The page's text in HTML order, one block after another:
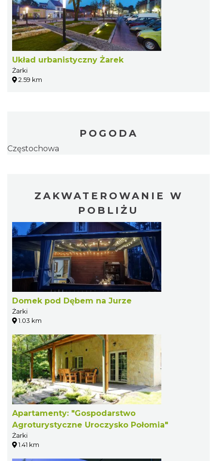
Układ urbanistyczny Żarek
Żarki
2.59 km
POGODA
Częstochowa
ZAKWATEROWANIE W
POBLIŻU
Domek pod Dębem na Jurze
Żarki
1.03 km
Apartamenty: "Gospodarstwo
Agroturystyczne Uroczysko Połomia"
Żarki
1.41 km